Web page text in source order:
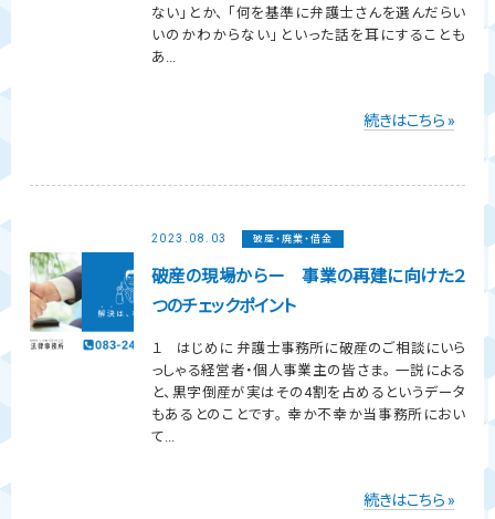
ない」とか、 「何を基準に弁護士さんを選んだらい
いのかわからない」といった話を耳にすることも
あ...
続きはこちら »
2023.08.03 破産・廃業・借金
破産の現場からー 事業の再建に向けた２
つのチェックポイント
１ はじめに 弁護士事務所に破産のご相談にいら
っしゃる経営者・個人事業主の皆さま。 一説による
と、黒字倒産が実はその4割を占めるというデータ
もあるとのことです。 幸か不幸か当事務所におい
て...
続きはこちら »